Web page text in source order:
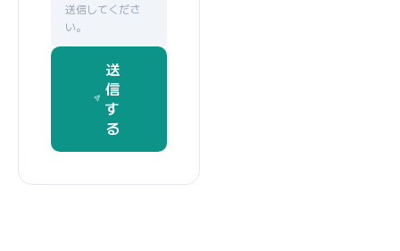
送信してくださ
い。
送
信
す
る